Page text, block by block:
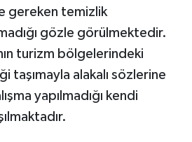
gereken temizlik
gözle görülmektedir.
turizm bölgelerindeki
taşımayla alakalı sözlerine
yapılmadığı kendi